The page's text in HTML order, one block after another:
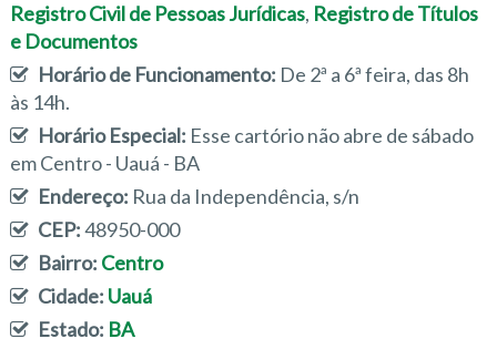
Registro Civil de Pessoas Jurídicas, Registro de Títulos
e Documentos
Horário de Funcionamento: De 2ª a 6ª feira, das 8h
às 14h.
Horário Especial: Esse cartório não abre de sábado
em Centro - Uauá - BA
Endereço: Rua da Independência, s/n
CEP:48950-000
Bairro: Centro
Cidade: Uauá
Estado: BA